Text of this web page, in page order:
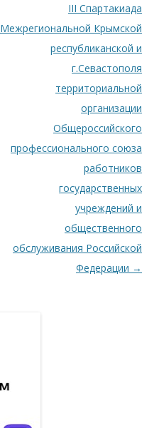
III Спартакиада
Межрегиональной Крымской
республиканской и
г.Севастополя
территориальной
организации
Общероссийского
профессионального союза
работников
государственных
учреждений и
общественного
обслуживания Российской
Федерации →